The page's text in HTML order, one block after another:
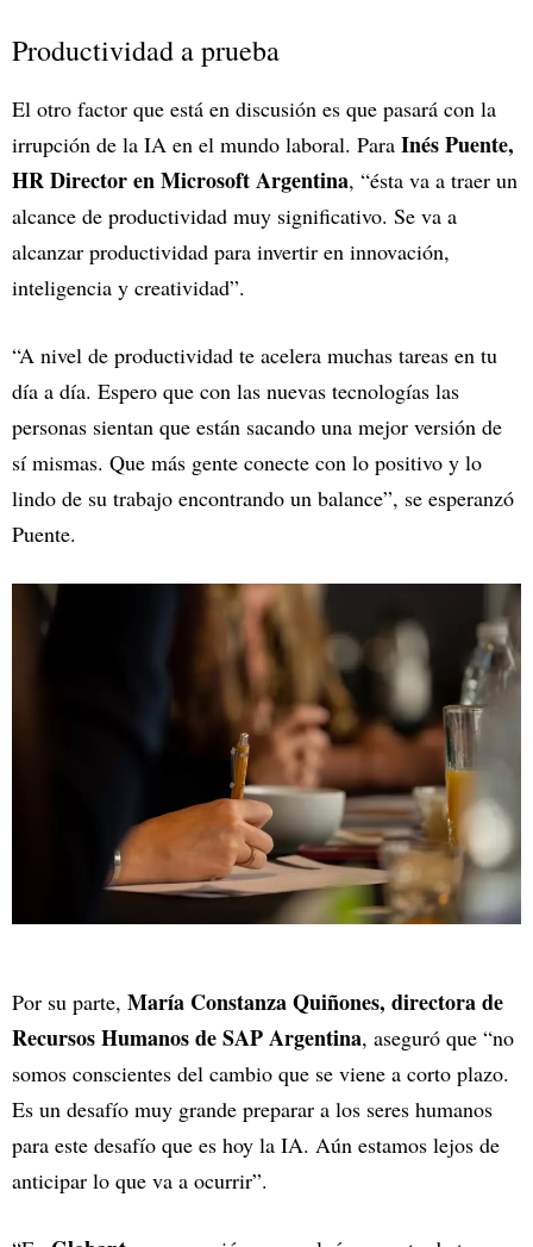
Productividad a prueba
El otro factor que está en discusión es que pasará con la
irrupción de la IA en el mundo laboral. Para Inés Puente,
HR Director en Microsoft Argentina, “ésta va a traer un
alcance de productividad muy significativo. Se va a
alcanzar productividad para invertir en innovación,
inteligencia y creatividad”.
“A nivel de productividad te acelera muchas tareas en tu
día a día. Espero que con las nuevas tecnologías las
personas sientan que están sacando una mejor versión de
sí mismas. Que más gente conecte con lo positivo y lo
lindo de su trabajo encontrando un balance”, se esperanzó
Puente.
Por su parte, María Constanza Quiñones, directora de
Recursos Humanos de SAP Argentina, aseguró que “no
somos conscientes del cambio que se viene a corto plazo.
Es un desafío muy grande preparar a los seres humanos
para este desafío que es hoy la IA. Aún estamos lejos de
anticipar lo que va a ocurrir”.